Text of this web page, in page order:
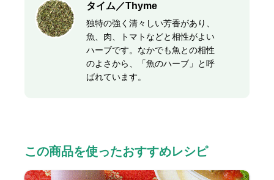
タイム／Thyme
独特の強く清々しい芳香があり、
魚、肉、トマトなどと相性がよい
ハーブです。なかでも魚との相性
のよさから、「魚のハーブ」と呼
ばれています。
この商品を使ったおすすめレシピ